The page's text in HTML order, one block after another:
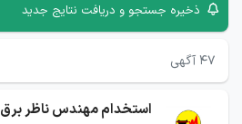
ذخیره جستجو و دریافت نتایج جدید
۴۷ آگهی
استخدام مهندس ناظر برق